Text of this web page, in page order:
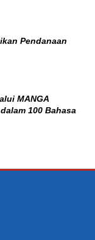
Pendanaan
MANGA
100 Bahasa